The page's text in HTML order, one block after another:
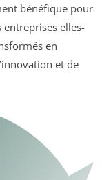
bénéfique pour
entreprises elles-
en
et de